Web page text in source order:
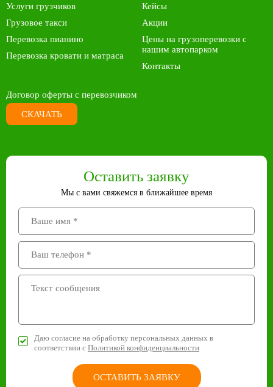
Услуги грузчиков
Грузовое такси
Перевозка пианино
Перевозка кровати и матраса
Кейсы
Акции
Цены на грузоперевозки с
нашим автопарком
Контакты
Договор оферты с перевозчиком
СКАЧАТЬ
Оставить заявку
Мы с вами свяжемся в ближайшее время
Даю согласие на обработку персональных данных в
соответствии с Политикой конфиденциальности
ОСТАВИТЬ ЗАЯВКУ